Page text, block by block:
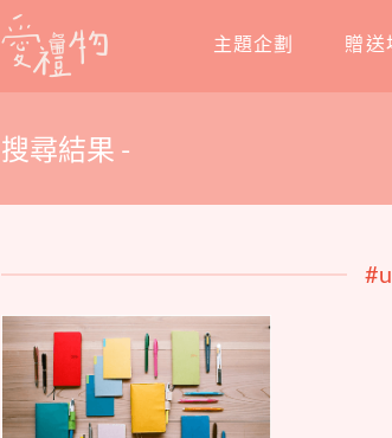
主題企劃 贈送
搜尋結果 -